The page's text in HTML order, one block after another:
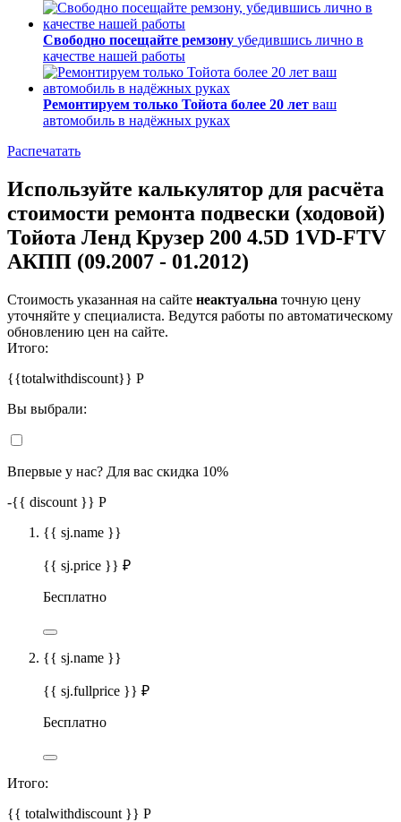
Свободно посещайте ремзону убедившись лично в
качестве нашей работы
Ремонтируем только Тойота более 20 лет ваш
автомобиль в надёжных руках
Распечатать
Используйте калькулятор для расчёта
стоимости ремонта подвески (ходовой)
Тойота Ленд Крузер 200 4.5D 1VD-FTV
АКПП (09.2007 - 01.2012)
Стоимость указанная на сайте неактуальна точную цену
уточняйте у специалиста. Ведутся работы по автоматическому
обновлению цен на сайте.
Итого:
{{totalwithdiscount}} Р
Вы выбрали:
Впервые у нас? Для вас скидка 10%
-{{ discount }} Р
{{ sj.name }}
{{ sj.price }} ₽
Бесплатно
{{ sj.name }}
{{ sj.fullprice }} ₽
Бесплатно
Итого:
{{ totalwithdiscount }} Р